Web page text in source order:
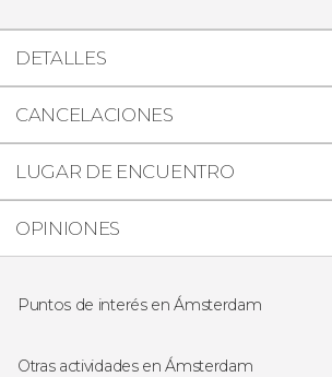
DETALLES
CANCELACIONES
LUGAR DE ENCUENTRO
OPINIONES
Puntos de interés en Ámsterdam
Barrio judío de Ámsterdam
Otras actividades en Ámsterdam